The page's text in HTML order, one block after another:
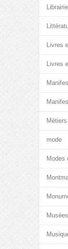
Librairie
Livres
Livres
mode
Modes
Musées